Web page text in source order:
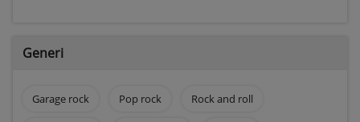
Generi
Garage rock Pop rock Rock and roll